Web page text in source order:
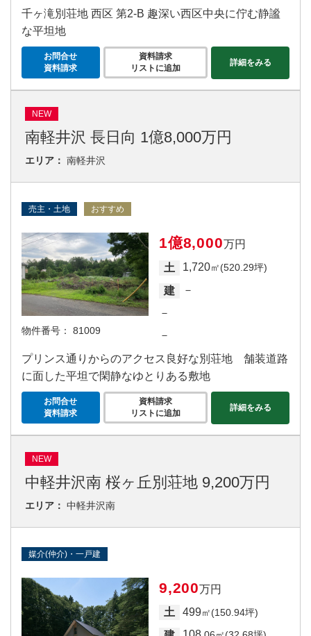
千ヶ滝別荘地 西区 第2‐B 趣深い西区中央に佇む静謐
な平坦地
お問合せ
資料請求
資料請求
リストに追加
詳細をみる
南軽井沢 長日向 1億8,000万円
NEW
エリア： 南軽井沢
売主・土地 おすすめ
物件番号： 81009
1億8,000万円
土
1,720㎡(520.29坪)
建
－
－
－
プリンス通りからのアクセス良好な別荘地 舗装道路
に面した平坦で閑静なゆとりある敷地
お問合せ
資料請求
資料請求
リストに追加
詳細をみる
中軽井沢南 桜ヶ丘別荘地 9,200万円
NEW
エリア： 中軽井沢南
媒介(仲介)・一戸建
9,200万円
土
499㎡(150.94坪)